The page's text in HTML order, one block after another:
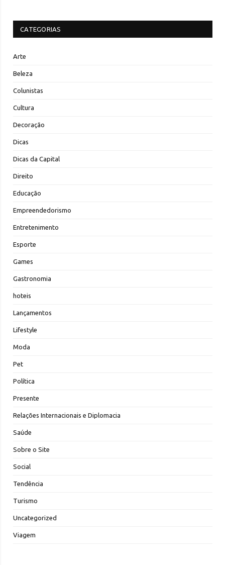
CATEGORIAS
Arte
Beleza
Colunistas
Cultura
Decoração
Dicas
Dicas da Capital
Direito
Educação
Empreendedorismo
Entretenimento
Esporte
Games
Gastronomia
hoteis
Lançamentos
Lifestyle
Moda
Pet
Política
Presente
Relações Internacionais e Diplomacia
Saúde
Sobre o Site
Social
Tendência
Turismo
Uncategorized
Viagem